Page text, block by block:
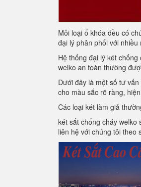
Mỗi loại ổ khóa đều có
đại lý phân phối với nhiều
Hệ thống đại lý két
welko an toàn thường
Dưới đây là một số tư
cho màu sắc rõ ràng,
Các loại két làm giả
két sắt chống cháy welko
liên hệ với chúng tôi theo